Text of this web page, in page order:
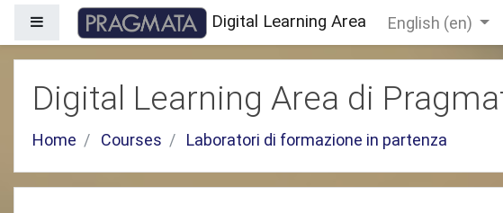
Skip to main content
Side panel Digital Learning Area English ‎(en)‎
Digital Learning Area di
Home Courses Laboratori di formazione in partenza